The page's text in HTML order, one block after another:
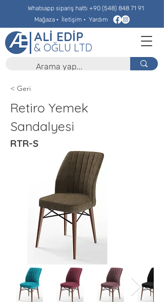
ALİ EDİP
& OĞLU LTD
Whatsapp sipariş hattı +90 (548) 848 71 91
Mağaza · İletişim · Yardım
< Geri
Retiro Yemek
Sandalyesi
RTR-S